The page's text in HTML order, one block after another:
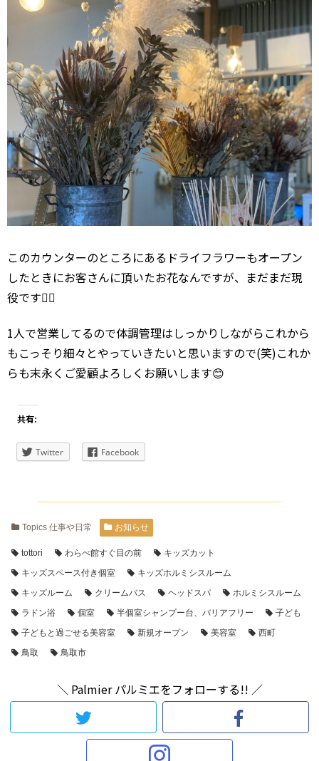
このカウンターのところにあるドライフラワーもオープン
したときにお客さんに頂いたお花なんですが、まだまだ現
役です🙆‍♂️
1人で営業してるので体調管理はしっかりしながらこれから
もこっそり細々とやっていきたいと思いますので(笑)これか
らも末永くご愛顧よろしくお願いします😊
共有:
Twitter Facebook
Topics 仕事や日常 お知らせ
tottori わらべ館すぐ目の前
キッズカット
キッズスペース付き個室
キッズホルミシスルーム
キッズルーム
クリームバス ヘッドスパ
ホルミシスルーム
ラドン浴
個室 半個室シャンプー台、バリアフリー
子ども
子どもと過ごせる美容室
新規オープン 美容室
西町
鳥取
鳥取市
＼ Palmier パルミエをフォローする!! ／